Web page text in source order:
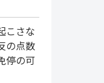
こさな
の点数
停の可